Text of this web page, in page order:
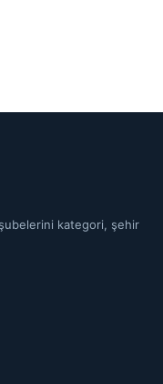
kategori, şehir